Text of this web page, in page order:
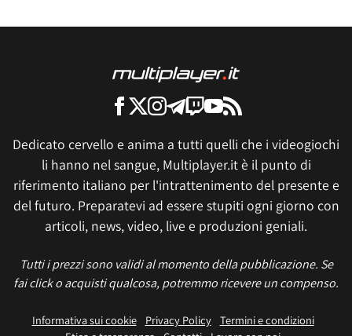
Dedicato cervello e anima a tutti quelli che i videogiochi
li hanno nel sangue, Multiplayer.it è il punto di
riferimento italiano per l'intrattenimento del presente e
del futuro. Preparatevi ad essere stupiti ogni giorno con
articoli, news, video, live e produzioni geniali.
Tutti i prezzi sono validi al momento della pubblicazione. Se
fai click o acquisti qualcosa, potremmo ricevere un compenso.
Informativa sui cookie Privacy Policy
Termini e condizioni